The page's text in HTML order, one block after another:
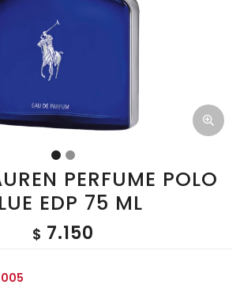
PERFUME POLO
EDP 75 ML
$ 7.150